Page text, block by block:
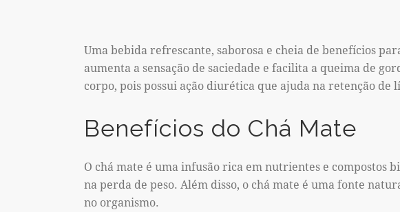
Uma bebida refrescante, saborosa e cheia de benefícios
aumenta a sensação de saciedade e facilita a queima de
corpo, pois possui ação diurética que ajuda na retenção de
Benefícios do Chá Mate
O chá mate é uma infusão rica em nutrientes e
na perda de peso. Além disso, o chá mate é uma fonte
no organismo.